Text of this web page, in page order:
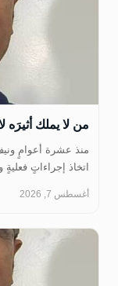
من لا يملك أثيرَه
منذ عشرة أعوامٍ
اتخاذ إجراءاتٍ
أغسطس 7, 2026